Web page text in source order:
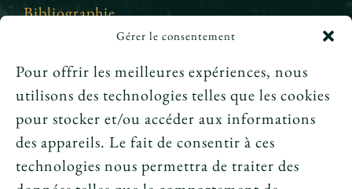
Gérer le consentement
Pour offrir les meilleures expériences, nous
utilisons des technologies telles que les cookies
pour stocker et/ou accéder aux informations
des appareils. Le fait de consentir à ces
technologies nous permettra de traiter des
Bibliographie
Crédits et mentions légales
Le tarot peut-il annoncer une rencontre
amoureuse ?